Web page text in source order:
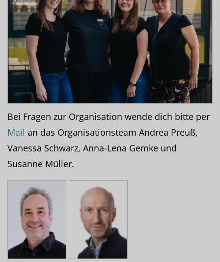
Bei Fragen zur Organisation wende dich bitte per
Mail an das Organisationsteam Andrea Preuß,
Vanessa Schwarz, Anna-Lena Gemke und
Susanne Müller.